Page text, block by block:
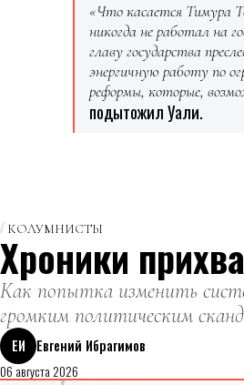
«Что касается Тимура
никогда не работал на
главу государства
энергичную работу по
реформы, которые,
подытожил Уали.
КОЛУМНИСТЫ
Хроники
Как попытка изменить
громким политическим
ЕИ
Евгений Ибрагимов
06 августа 2026